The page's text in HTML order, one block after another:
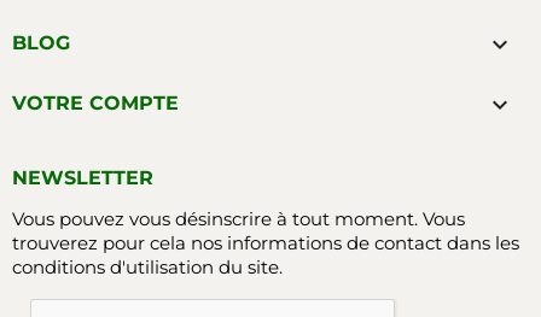
BLOG 
VOTRE COMPTE 
NEWSLETTER
Vous pouvez vous désinscrire à tout moment. Vous
trouverez pour cela nos informations de contact dans les
conditions d'utilisation du site.